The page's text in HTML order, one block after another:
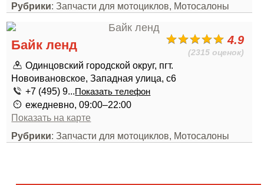
Рубрики: Запчасти для мотоциклов, Мотосалоны
4.9
(2315 оценок)
Байк ленд
Одинцовский городской округ, пгт.
Новоивановское, Западная улица, с6
+7 (495) 9...Показать телефон
ежедневно, 09:00–22:00
Показать на карте
Рубрики: Запчасти для мотоциклов, Мотосалоны